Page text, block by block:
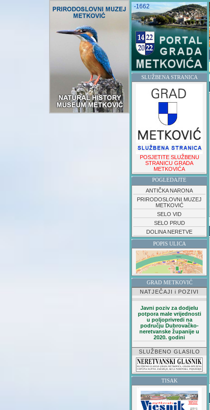
-1662
SLUŽBENA STRANICA
POSJETITE SLUŽBENU
STRANICU GRADA
METKOVIĆA
POGLEDAJTE
ANTIČKA NARONA
PRIRODOSLOVNI MUZEJ
METKOVIĆ
SELO VID
SELO PRUD
DOLINA NERETVE
POPIS ULICA
GRAD METKOVIĆ
NATJEČAJI i POZIVI
Javni poziv za dodjelu
potpora male vrijednosti
u poljoprivredi na
području Dubrovačko-
neretvanske županije u
2020. godini
SLUŽBENO GLASILO
TISAK